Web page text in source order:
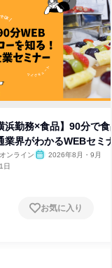
浜勤務×食品】90分で
業界がわかるWEBセミ
オンライン
2026年8月・9月
1日
お気に入り